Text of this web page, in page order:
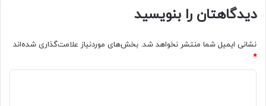
دیدگاهتان را بنویسید
نشانی ایمیل شما منتشر نخواهد شد. بخش‌های موردنیاز علامت‌گذاری شده‌اند
*